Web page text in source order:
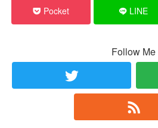
Pocket LINE
Follow Me